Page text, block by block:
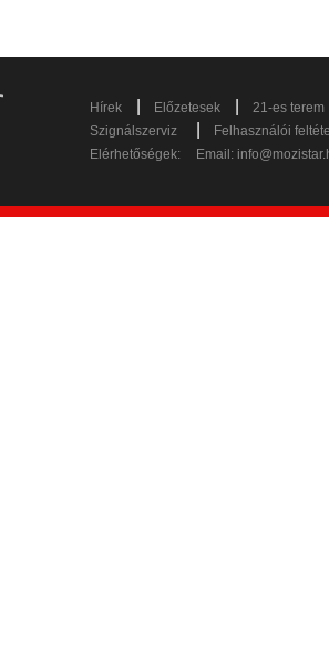
Hírek Előzetesek
21-es terem
Szignálszerviz
Felhasználói
Elérhetőségek:
Email: